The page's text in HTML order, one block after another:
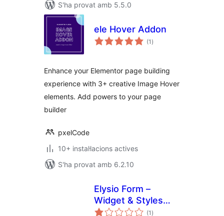
S'ha provat amb 5.5.0
ele Hover Addon
(1 puntuacions
totals
)
Enhance your Elementor page building
experience with 3+ creative Image Hover
elements. Add powers to your page
builder
pxelCode
10+ instal·lacions actives
S'ha provat amb 6.2.10
Elysio Form –
Widget & Styles
Contact Form 7 for
(1 puntuacions
)